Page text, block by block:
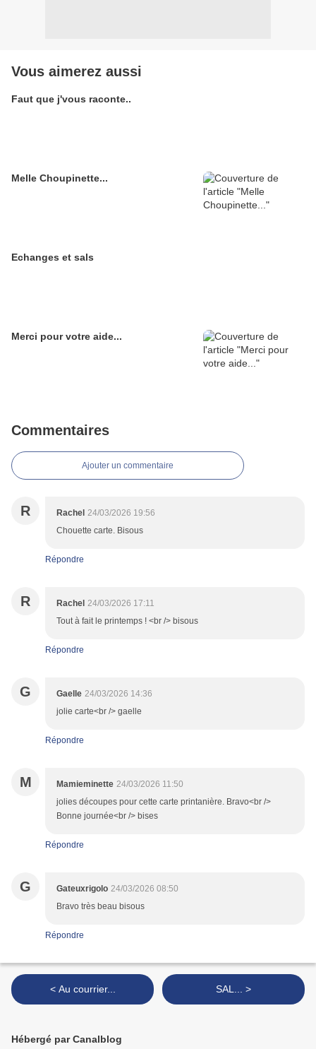
Vous aimerez aussi
Faut que j'vous raconte..
Melle Choupinette...
Echanges et sals
Merci pour votre aide...
Commentaires
Ajouter un commentaire
R Rachel 24/03/2026 19:56
Chouette carte. Bisous
Répondre
R Rachel 24/03/2026 17:11
Tout à fait le printemps ! <br /> bisous
Répondre
G Gaelle 24/03/2026 14:36
jolie carte<br /> gaelle
Répondre
M Mamieminette 24/03/2026 11:50
jolies découpes pour cette carte printanière. Bravo<br />
Bonne journée<br /> bises
Répondre
G Gateuxrigolo 24/03/2026 08:50
Bravo très beau bisous
Répondre
< Au courrier... SAL... >
Hébergé par Canalblog